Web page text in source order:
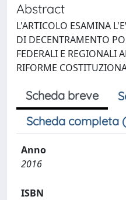
Abstract
L'ARTICOLO ESAMINA
DI DECENTRAMENTO
FEDERALI E REGIONALI
RIFORME
Scheda breve
Scheda completa
Anno
2016
ISBN